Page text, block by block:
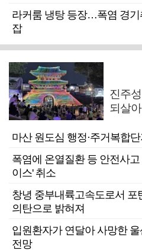
라커룸 냉탕 등장…폭염 경기
잡
진주
되살
마산 원도심 행정·주거복합
폭염에 온열질환 등 안전사
이스' 취소
창녕 중부내륙고속도로서
의탄으로 밝혀져
입원환자가 연달아 사망한
전망